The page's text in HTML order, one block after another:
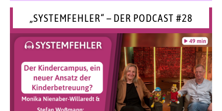
„SYSTEMFEHLER“ – DER PODCAST #28